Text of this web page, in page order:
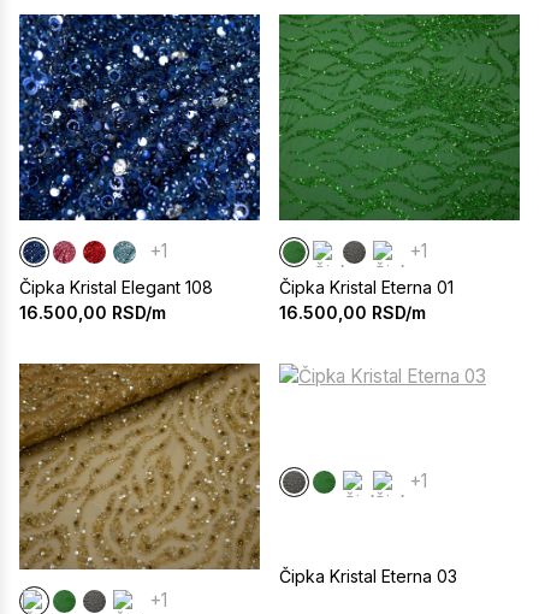
+1
Čipka Kristal Elegant 108
16.500,00 RSD/m
+1
Čipka Kristal Eterna 01
16.500,00 RSD/m
+1
+1
Čipka Kristal Eterna 03